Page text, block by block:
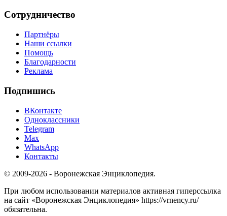
Сотрудничество
Партнёры
Наши ссылки
Помощь
Благодарности
Реклама
Подпишись
ВКонтакте
Одноклассники
Telegram
Max
WhatsApp
Контакты
© 2009-2026 - Воронежская Энциклопедия.
При любом использовании материалов активная гиперссылка
на сайт «Воронежская Энциклопедия» https://vrnency.ru/
обязательна.